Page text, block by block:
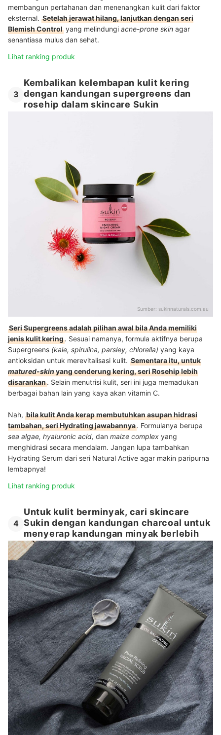
membangun pertahanan dan menenangkan kulit dari faktor
eksternal. Setelah jerawat hilang, lanjutkan dengan seri
Blemish Control yang melindungi acne-prone skin agar
senantiasa mulus dan sehat.
Lihat ranking produk
3
Kembalikan kelembapan kulit kering
dengan kandungan supergreens dan
rosehip dalam skincare Sukin
Sumber: sukinnaturals.com.au
Seri Supergreens adalah pilihan awal bila Anda memiliki
jenis kulit kering. Sesuai namanya, formula aktifnya berupa
Supergreens (kale, spirulina, parsley, chlorella) yang kaya
antioksidan untuk merevitalisasi kulit. Sementara itu, untuk
matured-skinyang cenderung kering, seri Rosehip lebih
disarankan. Selain menutrisi kulit, seri ini juga memadukan
berbagai bahan lain yang kaya akan vitamin C.
Nah, bila kulit Anda kerap membutuhkan asupan hidrasi
tambahan, seri Hydrating jawabannya. Formulanya berupa
sea algae, hyaluronic acid, dan maize complex yang
menghidrasi secara mendalam. Jangan lupa tambahkan
Hydrating Serum dari seri Natural Active agar makin paripurna
lembapnya!
Lihat ranking produk
4
Untuk kulit berminyak, cari skincare
Sukin dengan kandungan charcoal untuk
menyerap kandungan minyak berlebih